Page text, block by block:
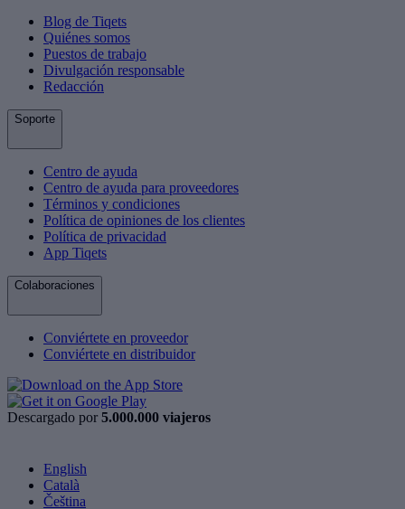
Blog de Tiqets
Quiénes somos
Puestos de trabajo
Divulgación responsable
Redacción
Soporte
Centro de ayuda
Centro de ayuda para proveedores
Términos y condiciones
Política de opiniones de los clientes
Política de privacidad
App Tiqets
Colaboraciones
Conviértete en proveedor
Conviértete en distribuidor
Descargado por 5.000.000 viajeros
English
Català
Čeština